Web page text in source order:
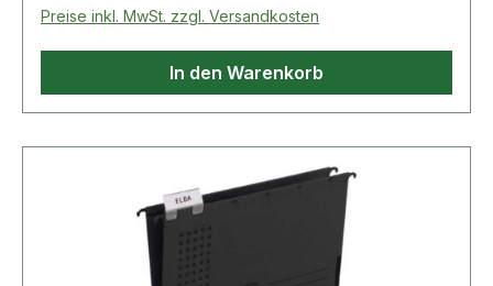
Preise inkl. MwSt. zzgl. Versandkosten
In den Warenkorb